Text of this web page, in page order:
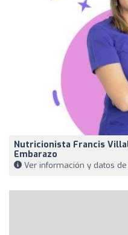
Nutricionista Francis
Embarazo
Ver información y datos